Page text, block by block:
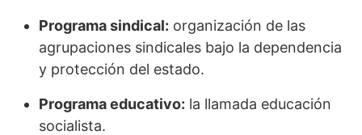
Programa sindical: organización de las
agrupaciones sindicales bajo la dependencia
y protección del estado.
Programa educativo: la llamada educación
socialista.